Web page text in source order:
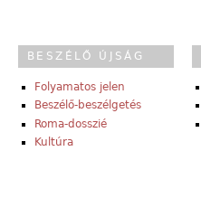
BESZÉLŐ ÚJSÁG
Folyamatos jelen
Beszélő-beszélgetés
Roma-dosszié
Kultúra